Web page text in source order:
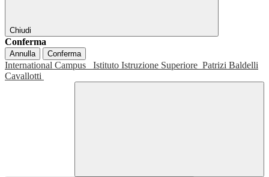
Chiudi
Conferma
Annulla Conferma
International Campus Istituto Istruzione Superiore Patrizi Baldelli
Cavallotti